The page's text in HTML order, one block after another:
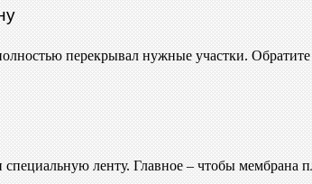
перекрывал нужные участки.
ленту. Главное – чтобы мембрана